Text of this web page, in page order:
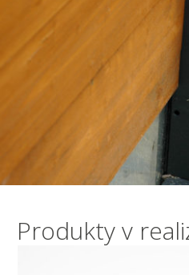
Produkty v